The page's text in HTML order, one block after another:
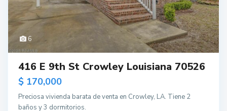
6
416 E 9th St Crowley Louisiana 70526
$ 170,000
Preciosa vivienda barata de venta en Crowley, LA. Tiene 2
baños y 3 dormitorios.